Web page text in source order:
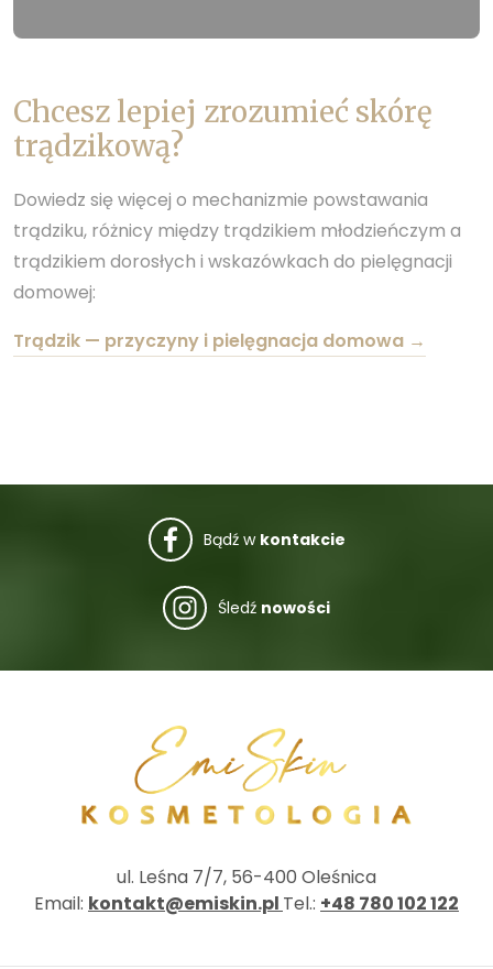
Chcesz lepiej zrozumieć skórę
trądzikową?
Dowiedz się więcej o mechanizmie powstawania
trądziku, różnicy między trądzikiem młodzieńczym a
trądzikiem dorosłych i wskazówkach do pielęgnacji
domowej:
Trądzik — przyczyny i pielęgnacja domowa →
Bądź w kontakcie
Śledź nowości
ul. Leśna 7/7, 56-400 Oleśnica
Email: kontakt@emiskin.pl Tel.: +48 780 102 122